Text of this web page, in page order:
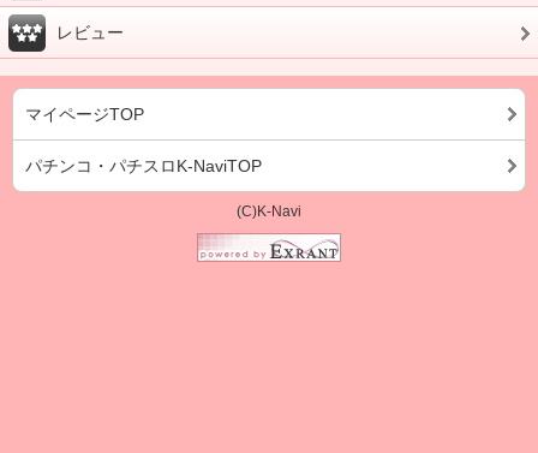
レビュー
マイページTOP
パチンコ・パチスロK-NaviTOP
(C)K-Navi